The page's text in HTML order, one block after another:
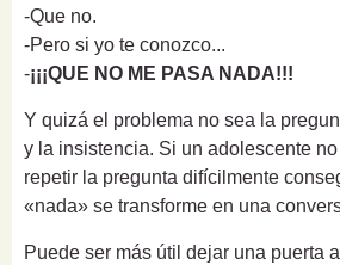
-Que no.
-Pero si yo te conozco...
-¡¡¡QUE NO ME PASA NADA!!!
Y quizá el problema no sea la
y la insistencia. Si un adolescente
repetir la pregunta difícilmente
«nada» se transforme en una
Puede ser más útil dejar una puerta